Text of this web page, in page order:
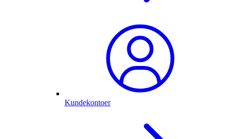
Kundekontoer